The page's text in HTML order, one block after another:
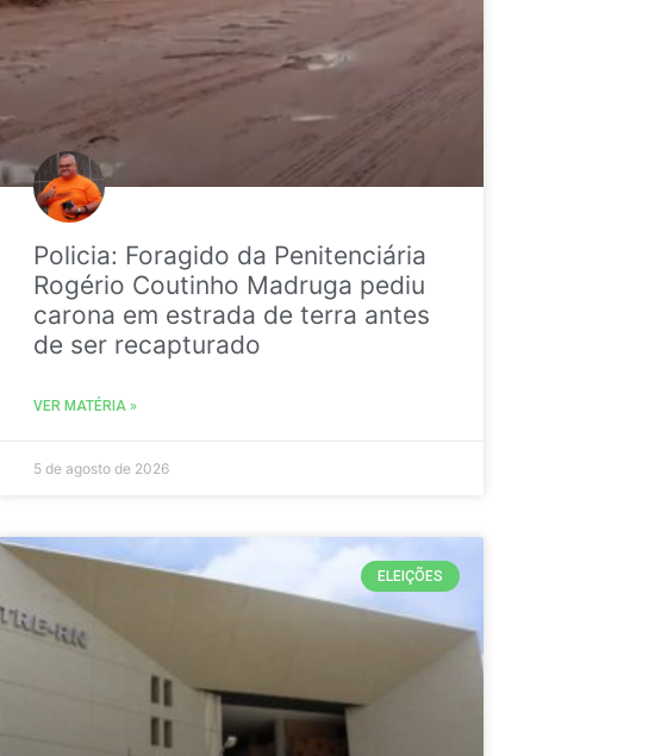
Policia: Foragido da Penitenciária
Rogério Coutinho Madruga pediu
carona em estrada de terra antes
de ser recapturado
VER MATÉRIA »
5 de agosto de 2026
ELEIÇÕES